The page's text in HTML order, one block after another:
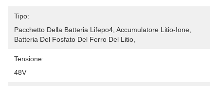
Tipo:
Pacchetto Della Batteria Lifepo4, Accumulatore Litio-Ione,
Batteria Del Fosfato Del Ferro Del Litio,
Tensione:
48V